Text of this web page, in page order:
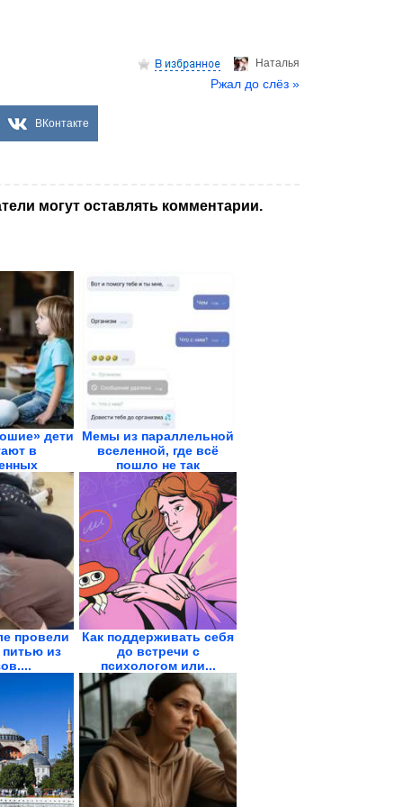
Hаталья
Ржал до слёз »
ВКонтакте
могут оставлять комментарии.
дети
в
Мемы из параллельной
вселенной, где всё
пошло не так
провели
питью из
Как поддерживать себя
до встречи с
психологом или...